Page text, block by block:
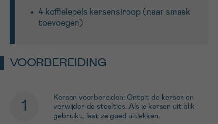
4 koffielepels kersensiroop (naar smaak
toevoegen)
VOORBEREIDING
Kersen voorbereiden: Ontpit de kersen en
verwijder de steeltjes. Als je kersen uit blik
gebruikt, laat ze goed uitlekken.